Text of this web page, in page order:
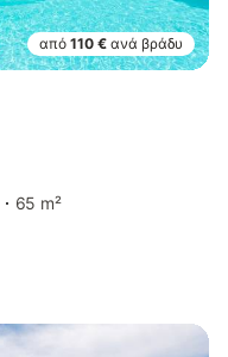
από 110 € ανά βράδυ
65 m²